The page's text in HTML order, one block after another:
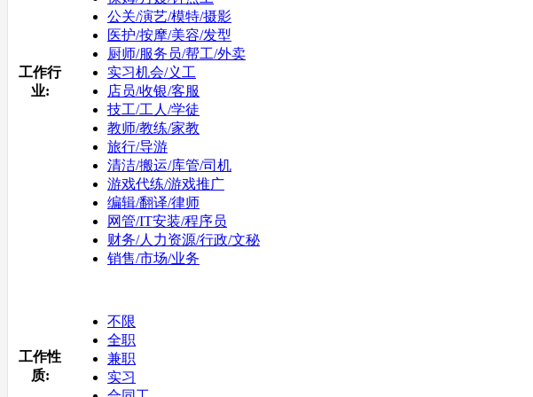
工作行
业:
公关/演艺/模特/摄影
医护/按摩/美容/发型
厨师/服务员/帮工/外卖
实习机会/义工
店员/收银/客服
技工/工人/学徒
教师/教练/家教
旅行/导游
清洁/搬运/库管/司机
游戏代练/游戏推广
编辑/翻译/律师
网管/IT安装/程序员
财务/人力资源/行政/文秘
销售/市场/业务
工作性
质:
不限
全职
兼职
实习